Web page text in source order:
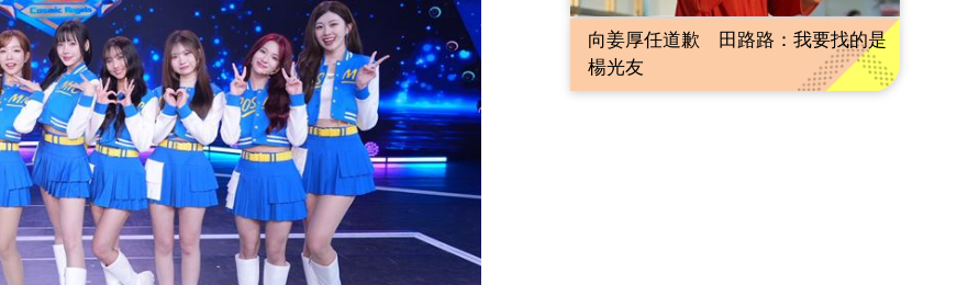
向姜厚任道歉 田路路：我要找的是
楊光友